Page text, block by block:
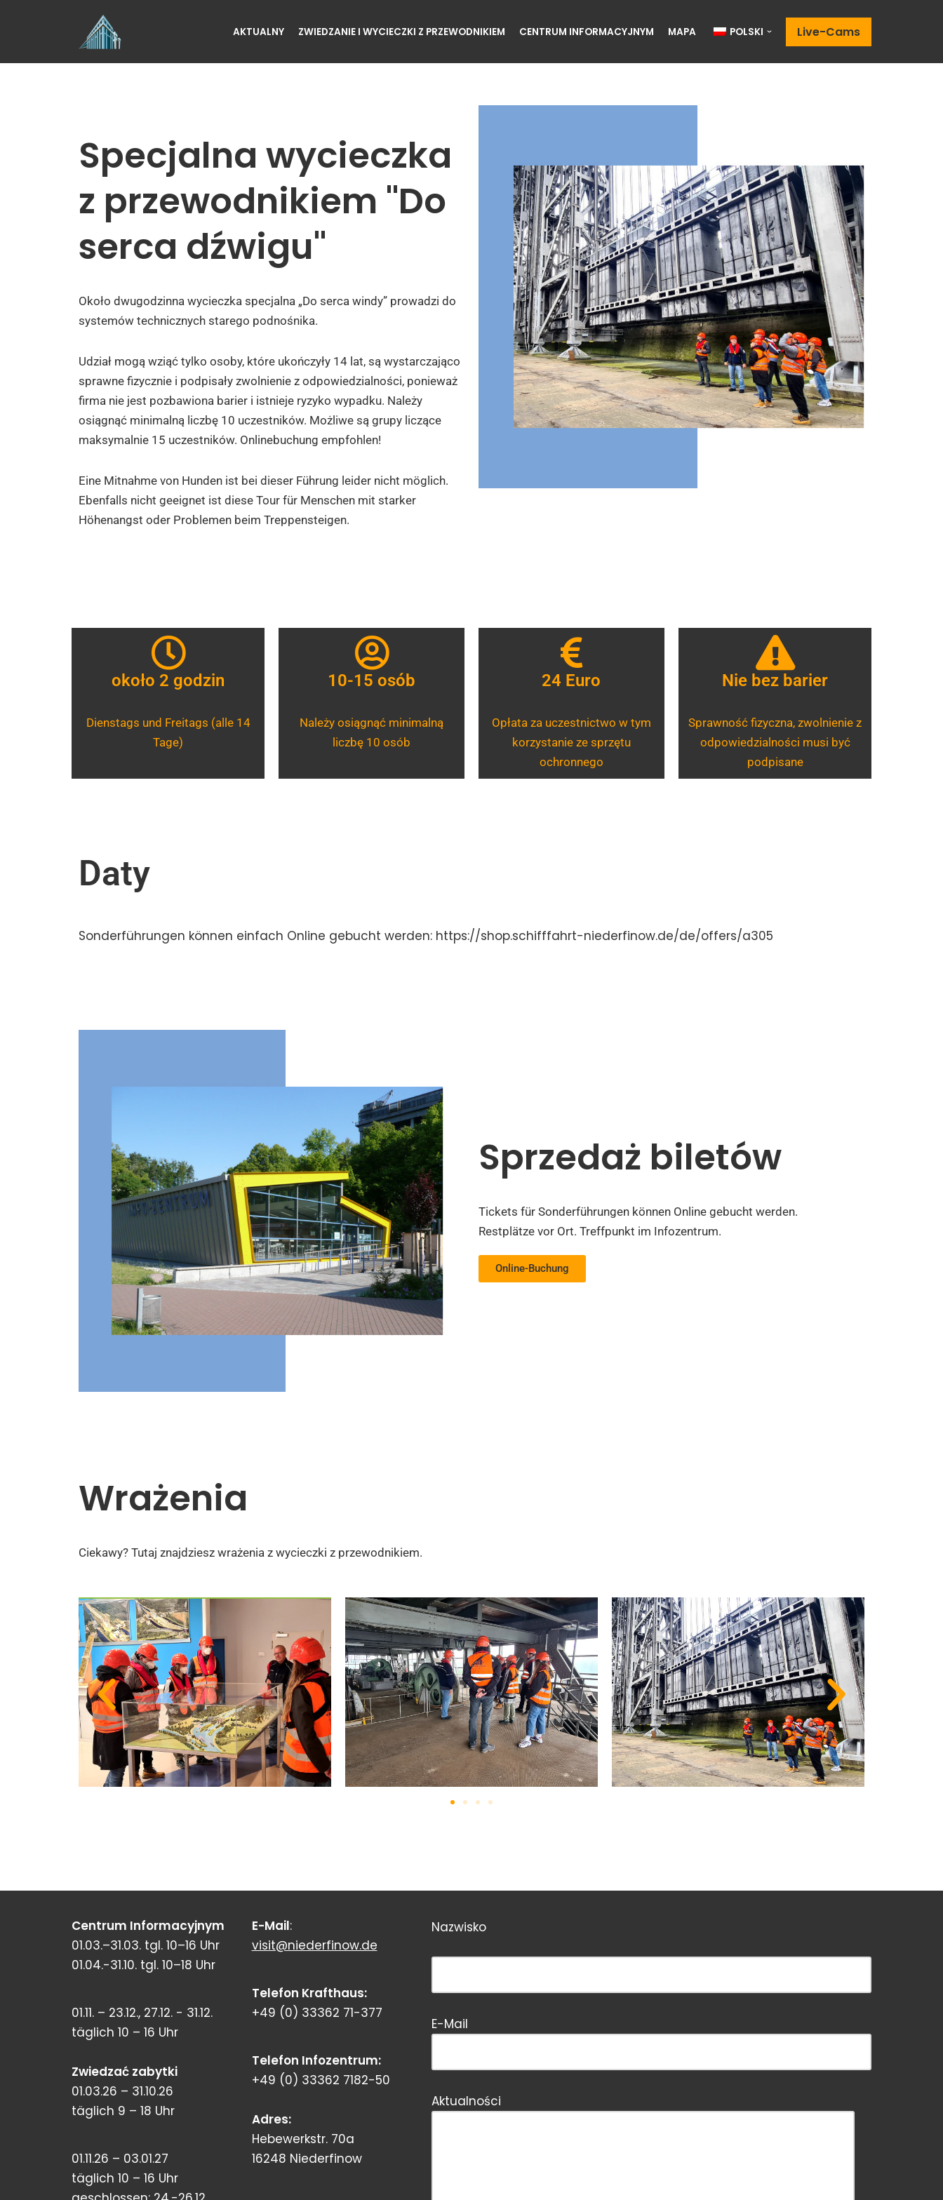
do
AKTUALNY ZWIEDZANIE I WYCIECZKI Z PRZEWODNIKIEM CENTRUM INFORMACYJNYM MAPA POLSKI Live-Cams
Specjalna wycieczka
z przewodnikiem "Do
serca dźwigu"
Około dwugodzinna wycieczka specjalna „Do serca windy” prowadzi do
systemów technicznych starego podnośnika.
Udział mogą wziąć tylko osoby, które ukończyły 14 lat, są wystarczająco
sprawne fizycznie i podpisały zwolnienie z odpowiedzialności, ponieważ
firma nie jest pozbawiona barier i istnieje ryzyko wypadku. Należy
osiągnąć minimalną liczbę 10 uczestników. Możliwe są grupy liczące
maksymalnie 15 uczestników. Onlinebuchung empfohlen!
Eine Mitnahme von Hunden ist bei dieser Führung leider nicht möglich.
Ebenfalls nicht geeignet ist diese Tour für Menschen mit starker
Höhenangst oder Problemen beim Treppensteigen.
około 2 godzin
Dienstags und Freitags (alle 14
Tage)
10-15 osób
Należy osiągnąć minimalną
liczbę 10 osób
24 Euro
Opłata za uczestnictwo w tym
korzystanie ze sprzętu
ochronnego
Nie bez barier
Sprawność fizyczna, zwolnienie z
odpowiedzialności musi być
podpisane
Daty
Sonderführungen können einfach Online gebucht werden: https://shop.schifffahrt-niederfinow.de/de/offers/a305
Sprzedaż biletów
Tickets für Sonderführungen können Online gebucht werden.
Restplätze vor Ort. Treffpunkt im Infozentrum.
Online-Buchung
Wrażenia
Ciekawy? Tutaj znajdziesz wrażenia z wycieczki z przewodnikiem.
Centrum Informacyjnym
01.03.–31.03. tgl. 10–16 Uhr
01.04.-31.10. tgl. 10–18 Uhr
01.11. – 23.12., 27.12. - 31.12.
täglich 10 – 16 Uhr
Zwiedzać zabytki
01.03.26 – 31.10.26
täglich 9 – 18 Uhr
01.11.26 – 03.01.27
täglich 10 – 16 Uhr
E-Mail:
visit@niederfinow.de
Telefon Krafthaus:
+49 (0) 33362 71-377
Telefon Infozentrum:
+49 (0) 33362 7182-50
Adres:
Hebewerkstr. 70a
16248 Niederfinow
Nazwisko
Bitte dieses Feld leer lassen!
E-Mail
Aktualności